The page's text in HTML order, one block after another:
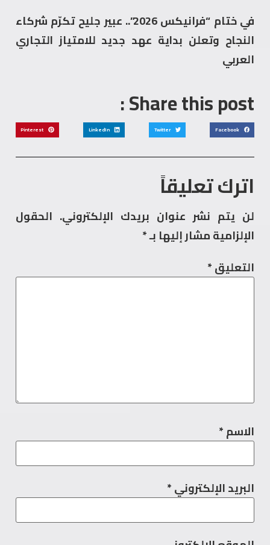
في ختام “فرانيكس 2026”.. عبير جليح تكرّم شركاء
النجاح وتعلن بداية عهد جديد للامتياز التجاري
العربي
Share this post :
Facebook
Twitter
LinkedIn
Pinterest
اترك تعليقاً
لن يتم نشر عنوان بريدك الإلكتروني. الحقول
الإلزامية مشار إليها بـ *
التعليق*
الاسم*
البريد الإلكتروني*